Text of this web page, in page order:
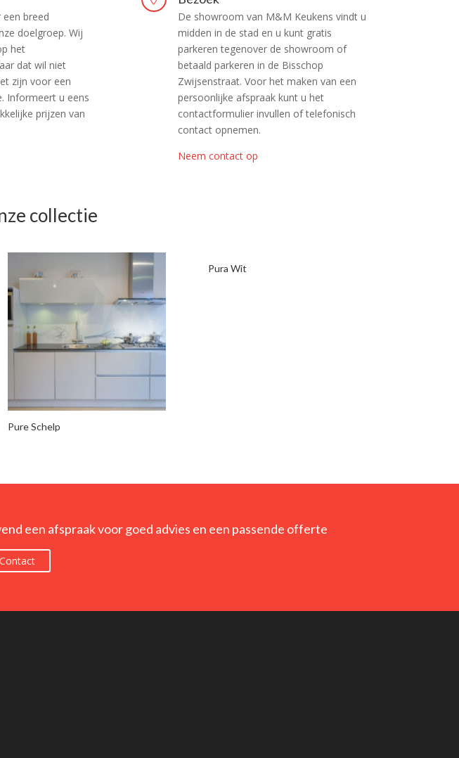
een breed
doelgroep. Wij
het
dat wil niet
zijn voor een
Informeert u eens
prijzen van
De showroom van M&M Keukens vindt u
midden in de stad en u kunt gratis
parkeren tegenover de showroom of
betaald parkeren in de Bisschop
Zwijsenstraat. Voor het maken van een
persoonlijke afspraak kunt u het
contactformulier invullen of telefonisch
contact opnemen.
Neem contact op
collectie
Pure Schelp
Pura Wit
een afspraak voor goed advies en een passende offerte
Contact